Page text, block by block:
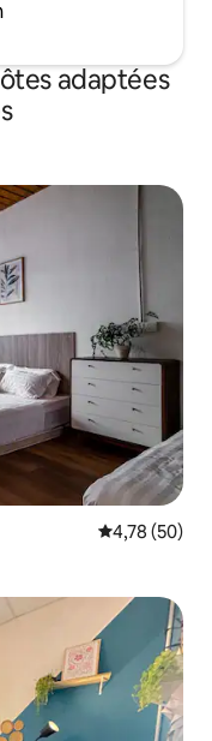
adaptées
Évaluation
4,78 (50)